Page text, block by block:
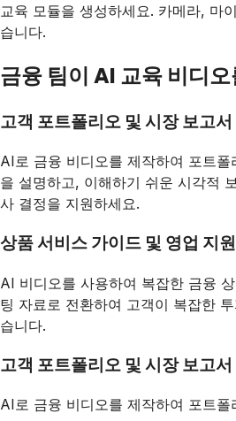
교육 모듈을 생성하세요. 카메라, 마
습니다.
금융 팀이 AI 교육 비디
고객 포트폴리오 및 시장 보고서
AI로 금융 비디오를 제작하여 포트
을 설명하고, 이해하기 쉬운 시각적
사 결정을 지원하세요.
상품 서비스 가이드 및 영업 지원
AI 비디오를 사용하여 복잡한 금융
팅 자료로 전환하여 고객이 복잡한
습니다.
고객 포트폴리오 및 시장 보고서
AI로 금융 비디오를 제작하여 포트